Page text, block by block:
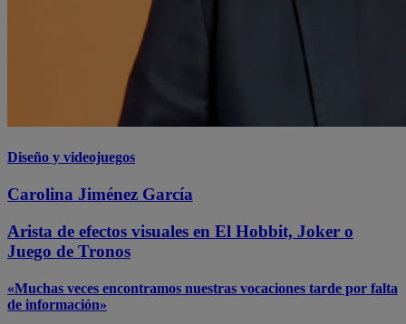
Diseño y videojuegos
Carolina Jiménez García
Arista de efectos visuales en El Hobbit, Joker o
Juego de Tronos
«Muchas veces encontramos nuestras vocaciones tarde por falta
de información»